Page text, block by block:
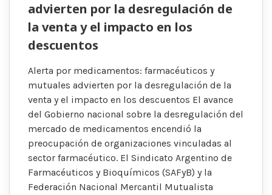
advierten por la desregulación de
la venta y el impacto en los
descuentos
Alerta por medicamentos: farmacéuticos y
mutuales advierten por la desregulación de la
venta y el impacto en los descuentos El avance
del Gobierno nacional sobre la desregulación del
mercado de medicamentos encendió la
preocupación de organizaciones vinculadas al
sector farmacéutico. El Sindicato Argentino de
Farmacéuticos y Bioquímicos (SAFyB) y la
Federación Nacional Mercantil Mutualista